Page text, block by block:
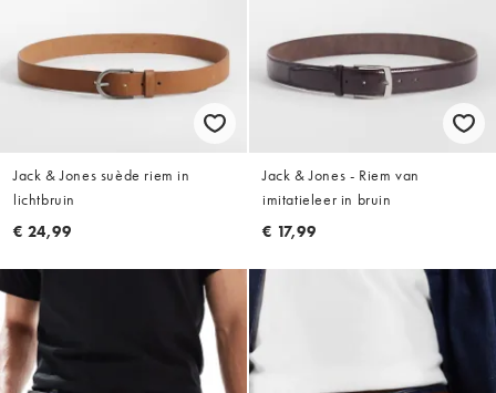
Jack & Jones suède riem in
lichtbruin
€ 24,99
Jack & Jones - Riem van
imitatieleer in bruin
€ 17,99